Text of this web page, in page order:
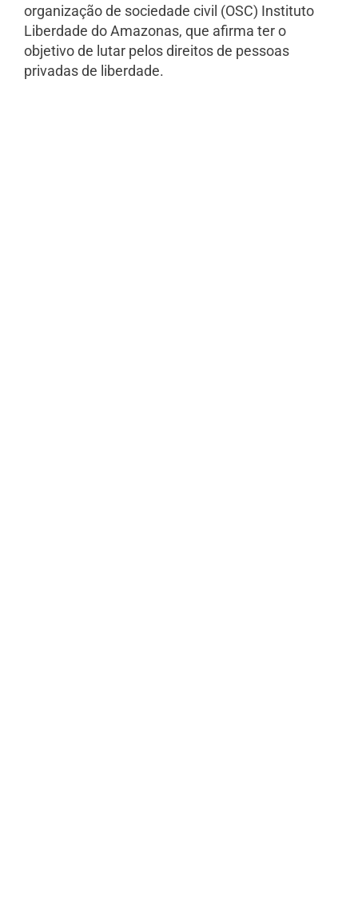
organização de sociedade civil (OSC) Instituto
Liberdade do Amazonas, que afirma ter o
objetivo de lutar pelos direitos de pessoas
privadas de liberdade.